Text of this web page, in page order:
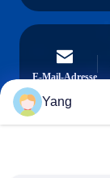
E-Mail-Adresse
Yang